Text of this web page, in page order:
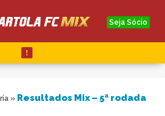
Seja Sócio
» Resultados Mix – 5ª rodada